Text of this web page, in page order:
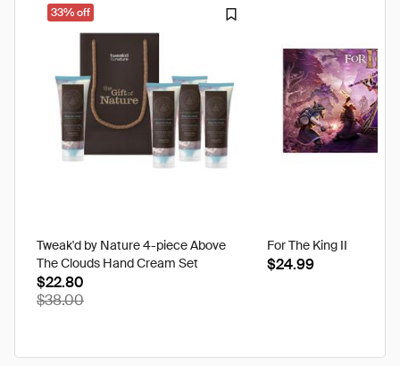
33% off
Tweak'd by Nature 4-piece Above
The Clouds Hand Cream Set
$22.80
$38.00
For The King II
$24.99